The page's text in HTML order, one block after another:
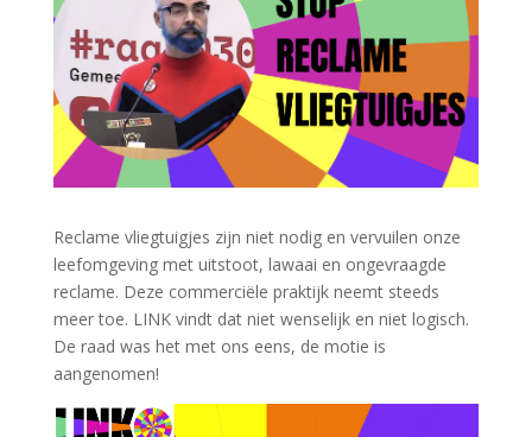
Reclame vliegtuigjes zijn niet nodig en vervuilen onze
leefomgeving met uitstoot, lawaai en ongevraagde
reclame. Deze commerciële praktijk neemt steeds
meer toe. LINK vindt dat niet wenselijk en niet logisch.
De raad was het met ons eens, de motie is
aangenomen!